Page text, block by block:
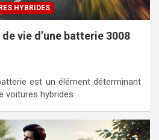
HYBRIDES
vie d’une batterie 3008
est un élément déterminant
voitures hybrides.…